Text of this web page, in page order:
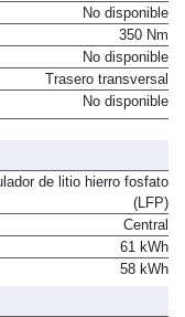
No disponible
350 Nm
No disponible
Trasero transversal
No disponible
de litio hierro fosfato
(LFP)
Central
61 kWh
58 kWh